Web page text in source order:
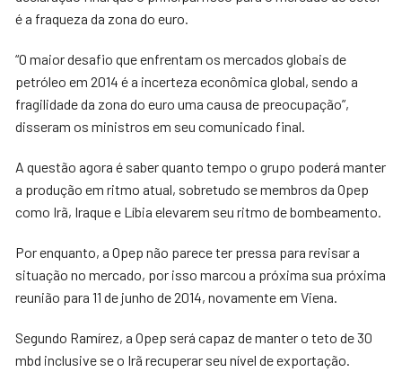
é a fraqueza da zona do euro.
“O maior desafio que enfrentam os mercados globais de
petróleo em 2014 é a incerteza econômica global, sendo a
fragilidade da zona do euro uma causa de preocupação”,
disseram os ministros em seu comunicado final.
A questão agora é saber quanto tempo o grupo poderá manter
a produção em ritmo atual, sobretudo se membros da Opep
como Irã, Iraque e Líbia elevarem seu ritmo de bombeamento.
Por enquanto, a Opep não parece ter pressa para revisar a
situação no mercado, por isso marcou a próxima sua próxima
reunião para 11 de junho de 2014, novamente em Viena.
Segundo Ramírez, a Opep será capaz de manter o teto de 30
mbd inclusive se o Irã recuperar seu nível de exportação.